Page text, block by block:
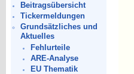
Beitragsübersicht
Tickermeldungen
Grundsätzliches und
Aktuelles
Fehlurteile
ARE-Analyse
EU Thematik